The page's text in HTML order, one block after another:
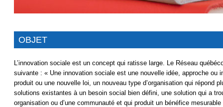
OBJET
L’innovation sociale est un concept qui ratisse large. Le Réseau
suivante : « Une innovation sociale est une nouvelle idée, approche ou
produit ou une nouvelle loi, un nouveau type d’organisation qui répond
solutions existantes à un besoin social bien défini, une solution qui a
organisation ou d’une communauté et qui produit un bénéfice